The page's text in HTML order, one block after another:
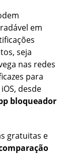
em
seja
nas redes
para
desde
bloqueador
gratuitas e